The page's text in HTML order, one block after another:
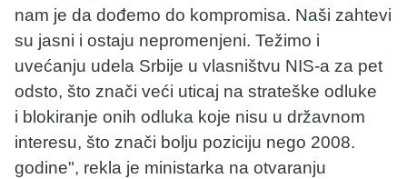
nam je da dođemo do kompromisa. Naši zahtevi
su jasni i ostaju nepromenjeni. Težimo i
uvećanju udela Srbije u vlasništvu NIS-a za pet
odsto, što znači veći uticaj na strateške odluke
i blokiranje onih odluka koje nisu u državnom
interesu, što znači bolju poziciju nego 2008.
godine", rekla je ministarka na otvaranju